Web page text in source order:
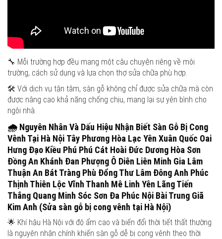
🔧 Mỗi trường hợp đều mang một câu chuyện riêng về môi
trường, cách sử dụng và lựa chọn thợ sửa chữa phù hợp.
🛠️ Với dịch vụ tận tâm, sàn gỗ không chỉ được sửa chữa mà còn
được nâng cao khả năng chống chịu, mang lại sự yên bình cho
ngôi nhà.
🌧️ Nguyên Nhân Và Dấu Hiệu Nhận Biết Sàn Gỗ Bị Cong
Vênh Tại Hà Nội Tây Phương Hòa Lạc Yên Xuân Quốc Oai
Hưng Đạo Kiều Phú Phú Cát Hoài Đức Dương Hòa Sơn
Đồng An Khánh Đan Phượng Ô Diên Liên Minh Gia Lâm
Thuận An Bát Tràng Phù Đổng Thư Lâm Đông Anh Phúc
Thịnh Thiên Lộc Vĩnh Thanh Mê Linh Yên Lãng Tiến
Thắng Quang Minh Sóc Sơn Đa Phúc Nội Bài Trung Giã
Kim Anh (Sửa sàn gỗ bị cong vênh tại Hà Nội)
🌟 Khí hậu Hà Nội với độ ẩm cao và biến đổi thời tiết thất thường
là nguyên nhân chính khiến sàn gỗ dễ bị cong vênh theo thời